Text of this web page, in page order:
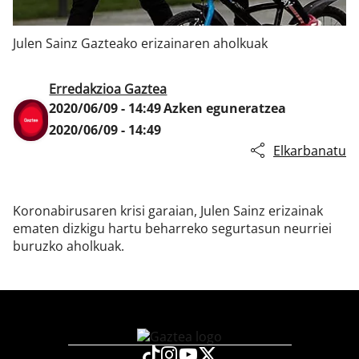
Julen Sainz Gazteako erizainaren aholkuak
Erredakzioa Gaztea
2020/06/09 - 14:49Azken eguneratzea
2020/06/09 - 14:49
Elkarbanatu
Koronabirusaren krisi garaian, Julen Sainz erizainak
ematen dizkigu hartu beharreko segurtasun neurriei
buruzko aholkuak.